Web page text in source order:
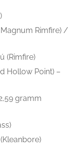
Magnum Rimfire) /
(Rimfire)
Hollow Point) –
gramm